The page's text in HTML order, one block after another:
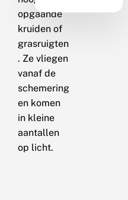
opgaande
kruiden of
grasruigten
. Ze vliegen
vanaf de
schemering
en komen
in kleine
aantallen
op licht.